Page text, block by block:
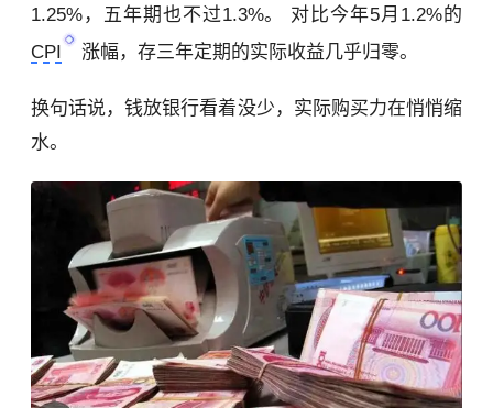
1.25%，五年期也不过1.3%。 对比今年5月1.2%的
CPI
涨幅，存三年定期的实际收益几乎归零。
换句话说，钱放银行看着没少，实际购买力在悄悄缩
水。